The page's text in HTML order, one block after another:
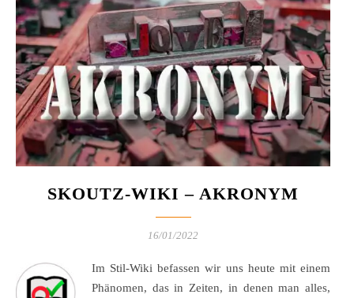
SKOUTZ-WIKI – AKRONYM
16/01/2022
Im Stil-Wiki befassen wir uns heute mit einem
Phänomen, das in Zeiten, in denen man alles,